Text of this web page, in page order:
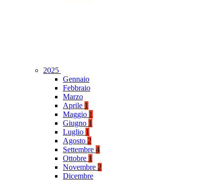
2025
Gennaio
Febbraio
Marzo
Aprile 1
Maggio 1
Giugno 1
Luglio 1
Agosto 2
Settembre 4
Ottobre 1
Novembre 2
Dicembre